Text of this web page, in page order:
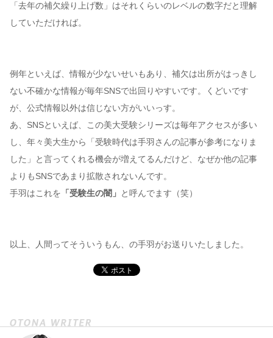
「去年の補欠繰り上げ数」はそれくらいのレベルの数字だと理解
していただければ。
例年といえば、情報が少ないせいもあり、補欠は出所がはっきし
ない不確かな情報が毎年SNSで出回りやすいです。くどいです
が、公式情報以外は信じない方がいいっす。
あ、SNSといえば、この美大受験シリーズは毎年アクセスが多い
し、年々美大生から「受験時代は手羽さんの記事が参考になりま
した」と言ってくれる機会が増えてるんだけど、なぜか他の記事
よりもSNSであまり拡散されないんです。
手羽はこれを 「受験生の闇」 と呼んでます（笑）
以上、人間ってそういうもん、の手羽がお送りいたしました。